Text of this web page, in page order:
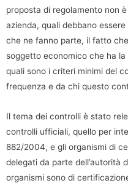
proposta di regolamento non
azienda, quali debbano
che ne fanno parte, il fatto
soggetto economico che ha
quali sono i criteri minimi del
frequenza e da chi questo
Il tema dei controlli è stato
controlli ufficiali, quello per
882/2004, e gli organismi di
delegati da parte dell’autorità
organismi sono di